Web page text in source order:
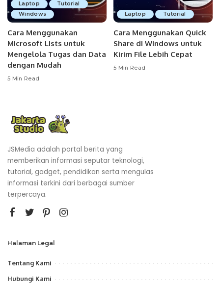
Laptop
Tutorial
Windows
Cara Menggunakan
Microsoft Lists untuk
Mengelola Tugas dan Data
dengan Mudah
5 Min Read
Laptop Tutorial
Cara Menggunakan Quick
Share di Windows untuk
Kirim File Lebih Cepat
5 Min Read
JSMedia adalah portal berita yang
memberikan informasi seputar teknologi,
tutorial, gadget, pendidikan serta mengulas
informasi terkini dari berbagai sumber
terpercaya.
Halaman Legal
Tentang Kami
Hubungi Kami